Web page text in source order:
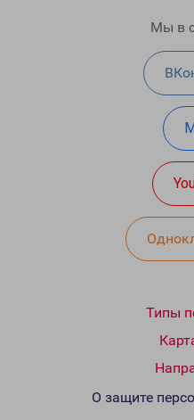
Мы в
Типы
О защите